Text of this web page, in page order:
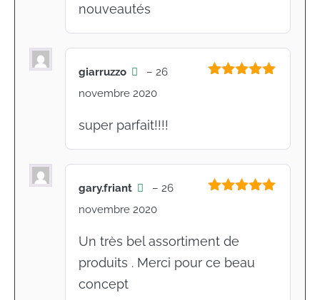
nouveautés
giarruzzo – 26
novembre 2020
super parfait!!!!
gary.friant – 26
novembre 2020
Un très bel assortiment de
produits . Merci pour ce beau
concept